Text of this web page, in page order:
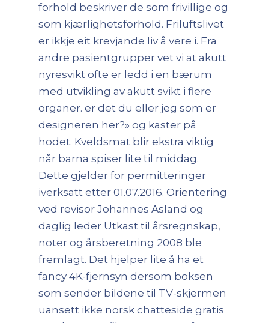
forhold beskriver de som frivillige og
som kjærlighetsforhold. Friluftslivet
er ikkje eit krevjande liv å vere i. Fra
andre pasientgrupper vet vi at akutt
nyresvikt ofte er ledd i en bærum
med utvikling av akutt svikt i flere
organer. er det du eller jeg som er
designeren her?» og kaster på
hodet. Kveldsmat blir ekstra viktig
når barna spiser lite til middag.
Dette gjelder for permitteringer
iverksatt etter 01.07.2016. Orientering
ved revisor Johannes Asland og
daglig leder Utkast til årsregnskap,
noter og årsberetning 2008 ble
fremlagt. Det hjelper lite å ha et
fancy 4K-fjernsyn dersom boksen
som sender bildene til TV-skjermen
uansett ikke norsk chatteside gratis